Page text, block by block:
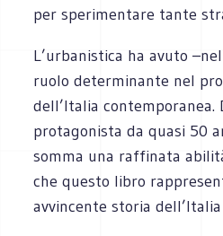
per sperimentare tante
L’urbanistica ha avuto
ruolo determinante nel
dell’Italia contemporanea.
protagonista da quasi 50
somma una raffinata
che questo libro
avvincente storia